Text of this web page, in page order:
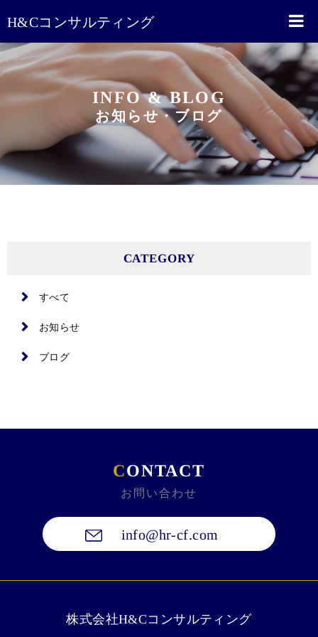
H&Cコンサルティング
INFO & BLOG
お知らせ・ブログ
CATEGORY
すべて
お知らせ
ブログ
CONTACT
お問い合わせ
info@hr-cf.com
株式会社H&Cコンサルティング